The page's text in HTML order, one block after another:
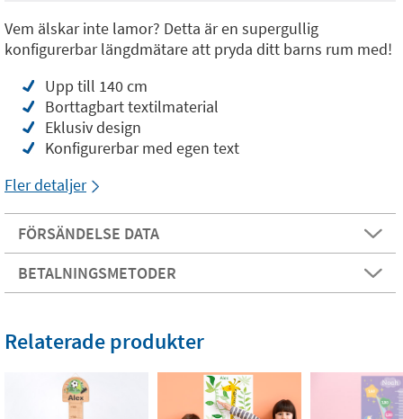
Vem älskar inte lamor? Detta är en supergullig
konfigurerbar längdmätare att pryda ditt barns rum med!
Upp till 140 cm
Borttagbart textilmaterial
Eklusiv design
Konfigurerbar med egen text
Fler detaljer
FÖRSÄNDELSE DATA
BETALNINGSMETODER
Relaterade produkter